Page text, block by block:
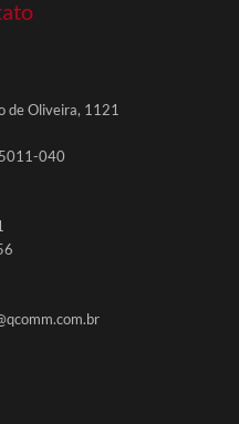
de Oliveira, 1121
040